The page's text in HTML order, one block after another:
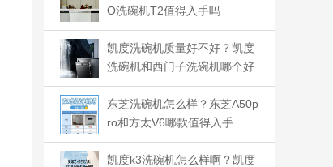
O洗碗机T2值得入手吗
凯度洗碗机质量好不好？凯度
洗碗机和西门子洗碗机哪个好
东芝洗碗机怎么样？东芝A50p
ro和方太V6哪款值得入手
凯度k3洗碗机怎么样啊？凯度